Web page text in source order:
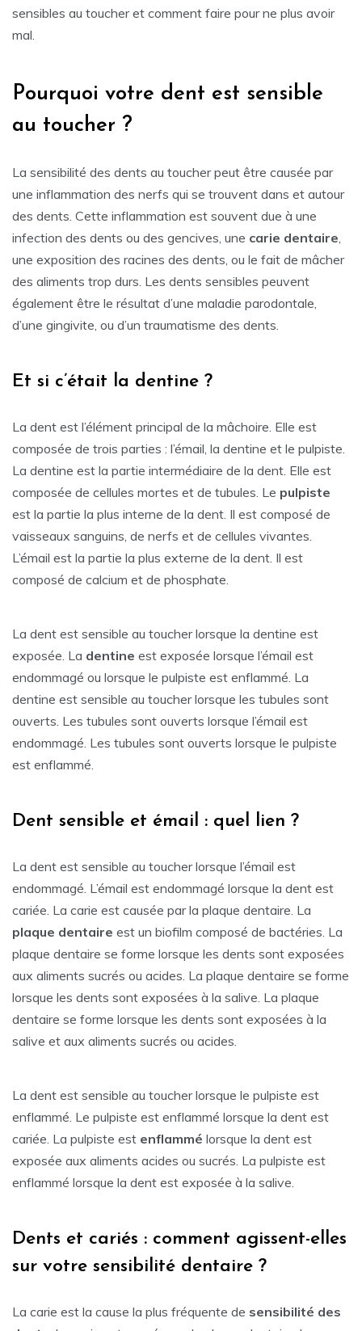
sensibles au toucher et comment faire pour ne plus avoir
mal.
Pourquoi votre dent est sensible
au toucher ?
La sensibilité des dents au toucher peut être causée par
une inflammation des nerfs qui se trouvent dans et autour
des dents. Cette inflammation est souvent due à une
infection des dents ou des gencives, une carie dentaire
une exposition des racines des dents, ou le fait de mâcher
des aliments trop durs. Les dents sensibles peuvent
également être le résultat d’une maladie parodontale,
d’une gingivite, ou d’un traumatisme des dents.
Et si c’était la dentine ?
La dent est l’élément principal de la mâchoire. Elle est
composée de trois parties : l’émail, la dentine et le pulpiste.
La dentine est la partie intermédiaire de la dent. Elle est
composée de cellules mortes et de tubules. Le pulpiste
est la partie la plus interne de la dent. Il est composé de
vaisseaux sanguins, de nerfs et de cellules vivantes.
L’émail est la partie la plus externe de la dent. Il est
composé de calcium et de phosphate.
La dent est sensible au toucher lorsque la dentine est
exposée. La dentine est exposée lorsque l’émail est
endommagé ou lorsque le pulpiste est enflammé. La
dentine est sensible au toucher lorsque les tubules sont
ouverts. Les tubules sont ouverts lorsque l’émail est
endommagé. Les tubules sont ouverts lorsque le pulpiste
est enflammé.
Dent sensible et émail : quel lien ?
La dent est sensible au toucher lorsque l’émail est
endommagé. L’émail est endommagé lorsque la dent est
cariée. La carie est causée par la plaque dentaire. La
plaque dentaire est un biofilm composé de bactéries. La
plaque dentaire se forme lorsque les dents sont exposées
aux aliments sucrés ou acides. La plaque dentaire se forme
lorsque les dents sont exposées à la salive. La plaque
dentaire se forme lorsque les dents sont exposées à la
salive et aux aliments sucrés ou acides.
La dent est sensible au toucher lorsque le pulpiste est
enflammé. Le pulpiste est enflammé lorsque la dent est
cariée. La pulpiste est enflammé lorsque la dent est
exposée aux aliments acides ou sucrés. La pulpiste est
enflammé lorsque la dent est exposée à la salive.
Dents et cariés : comment agissent-elles
sur votre sensibilité dentaire ?
La carie est la cause la plus fréquente de sensibilité des